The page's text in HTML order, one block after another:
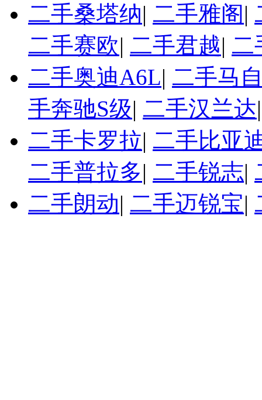
二手桑塔纳| 二手雅阁|
二手赛欧| 二手君越| 二
二手奥迪A6L| 二手马
手奔驰S级| 二手汉兰达
二手卡罗拉| 二手比亚
二手普拉多| 二手锐志|
二手朗动| 二手迈锐宝|